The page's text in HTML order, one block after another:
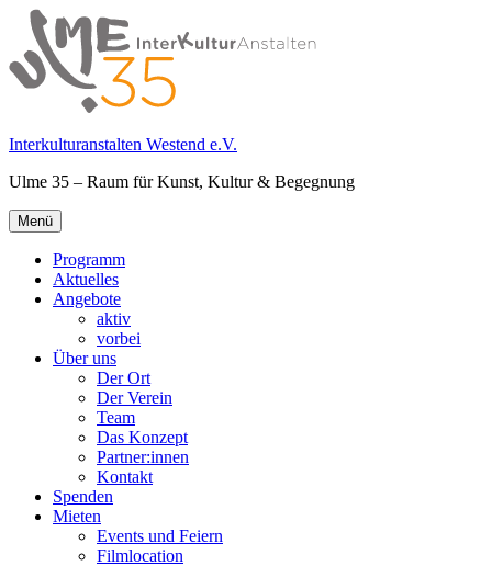
Springe
zum
Inhalt
Interkulturanstalten Westend e.V.
Ulme 35 – Raum für Kunst, Kultur & Begegnung
Primäres
Menü
Menü
Programm
Aktuelles
Angebote
aktiv
vorbei
Über uns
Der Ort
Der Verein
Team
Das Konzept
Partner:innen
Kontakt
Spenden
Mieten
Events und Feiern
Filmlocation